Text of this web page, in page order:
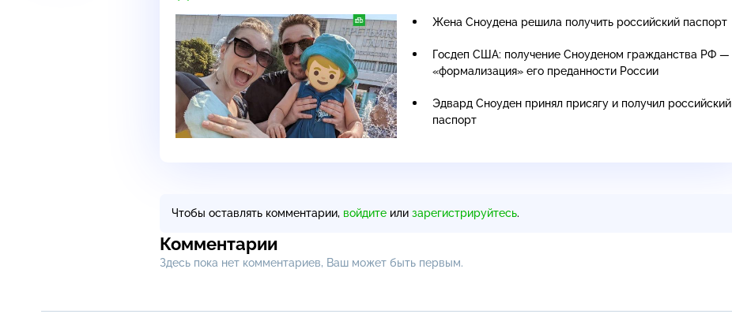
Жена Сноудена решила получить российский паспорт
Госдеп США: получение Сноуденом гражданства РФ —
«формализация» его преданности России
Эдвард Сноуден принял присягу и получил российский
паспорт
Чтобы оставлять комментарии, войдите или зарегистрируйтесь.
Комментарии
Здесь пока нет комментариев, Ваш может быть первым.